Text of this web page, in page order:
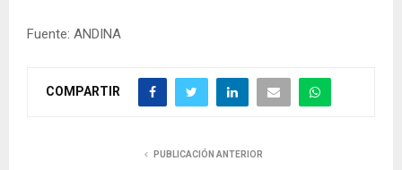
Fuente: ANDINA
COMPARTIR
PUBLICACIÓN ANTERIOR